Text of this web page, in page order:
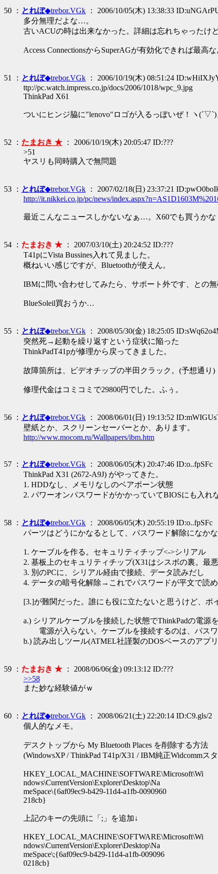
50 ： とれぼ◆trebor.VGk ： 2006/10/05(木) 13:38:33
多分無理だよな…。
古いACUの時は出来なかった。詳細は忘れちゃったけど
Access ConnectionsからSuperAGが有効化できれば最高な
51 ： とれぼ◆trebor.VGk ： 2006/10/19(木) 08:51:24
ttp://pc.watch.impress.co.jp/docs/2006/1018/wpc_9.jpg
ThinkPad X61
ついにヒンジ脇に"lenovo"ロゴが入るっぽいぜ！ヽ(´▽`)
52 ： たまおき ★ ： 2006/10/19(木) 20:05:47 ID:???
>51
ヤスリも同時購入で無問題
53 ： とれぼ◆trebor.VGk ： 2007/02/18(日) 23:37:21
http://it.nikkei.co.jp/pc/news/
最近こんなニュースしかないなぁ…。X60でも買うかな
54 ： たまおき ★ ： 2007/03/10(土) 20:24:52 ID:???
T41pにVista Bussines入れて見ました。
概ねいい感じですが、Bluetoothが使えん。
IBMに問い合わせしてみたら、サポート外です、との無
BlueSoleil買おうか…
55 ： とれぼ◆trebor.VGk ： 2008/05/30(金) 18:25:05
突然死→起動を繰り返すという症状に陥った
ThinkPadT41pが修理から戻ってきました。
故障箇所は、ビデオチップの半田クラック。(予想通り)
修理代金はコミコミで29800円でした。ふぅ。
56 ： とれぼ◆trebor.VGk ： 2008/06/01(日) 19:13:52
壁紙とか、スクリーンセーバーとか、あります。
http://www.mocom.ru/Wallpapers/ibm.htm
57 ： とれぼ◆trebor.VGk ： 2008/06/05(木) 20:47:46 ID:o..fpSFc
ThinkPad X31 (2672-A9J) がやってきた。
1. HDDなし、メモリなしのベアボーン状態
2. パワーオンパスワードがかかっていてBIOSにも入れ
58 ： とれぼ◆trebor.VGk ： 2008/06/05(木) 20:55:19 ID:o..fpSFc
パーツはどうにかなるとして、パスワード解除になかな
1. ケーブルを作る。セキュリティチップ<->シリアル
2. 基板上のセキュリティチップ(X31はシスボの裏。最
3. 別のPCに、シリアル経由で接続、データ読みだし
4. データの暗号化解除→これでパスワードが平文で読
[3.]が難関だった。誰にも役に立たないと思うけど、ポ
a.) シリアルケーブルを接続した状態でThinkPadの電源
電源が入らない。ケーブルを接続するのは、パスワ
b.) 読み出しツール(ATMEL社謹製のDOSベースのアプ
59 ： たまおき ★ ： 2008/06/06(金) 09:13:12 ID:???
>>58
また妙な経験値がｗ
60 ： とれぼ◆trebor.VGk ： 2008/06/21(土) 22:20:14 ID:C9.gls/2
個人的なメモ。
デスクトップから My Bluetooth Places を削除する方法
(WindowsXP / ThinkPad T41p/X31 / IBM純正Widcommス
HKEY_LOCAL_MACHINE\SOFTWARE\Microsoft\Wi
ndows\CurrentVersion\Explorer\Desktop\Na
meSpace\{6af09ec9-b429-11d4-a1fb-0090960
218cb}
上記のキーの先頭に「;」を追加↓
HKEY_LOCAL_MACHINE\SOFTWARE\Microsoft\Wi
ndows\CurrentVersion\Explorer\Desktop\Na
meSpace\;{6af09ec9-b429-11d4-a1fb-009096
0218cb}